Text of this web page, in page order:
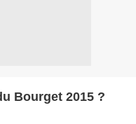
Bourget 2015 ?